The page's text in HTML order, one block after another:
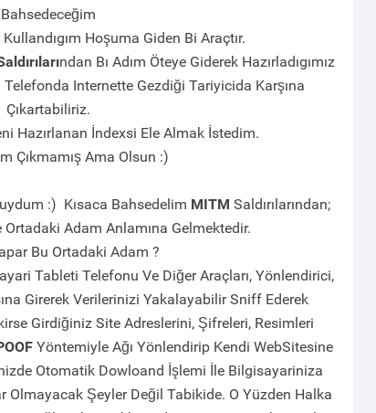
Bahsedeceğim
Kullandıgım Hoşuma Giden Bi Araçtır.
ndan Bı Adım Öteye Giderek Hazırladıgımız
Internette Gezdiği Tariyicida Karşına
Çıkartabiliriz.
Hazırlanan İndexsi Ele Almak İstedim.
Çıkmamış Ama Olsun :)
:) Kısaca Bahsedelim MITM Saldırılarından;
Ortadaki Adam Anlamına Gelmektedir.
Bu Ortadaki Adam ?
Tableti Telefonu Ve Diğer Araçları, Yönlendirici,
Girerek Verilerinizi Yakalayabilir Sniff Ederek
Girdiğiniz Site Adreslerini, Şifreleri, Resimleri
Yöntemiyle Ağı Yönlendirip Kendi WebSitesine
Otomatik Dowloand İşlemi İle Bilgisayariniza
Şeyler Değil Tabikide. O Yüzden Halka